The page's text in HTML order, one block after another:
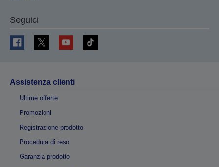
Seguici
Assistenza clienti
Ultime offerte
Promozioni
Registrazione prodotto
Procedura di reso
Garanzia prodotto